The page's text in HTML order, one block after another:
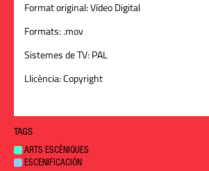
Format original: Vídeo Digital
Formats: .mov
Sistemes de TV: PAL
Llicència: Copyright
TAGS
ARTS ESCÈNIQUES
ESCENIFICACIÓN